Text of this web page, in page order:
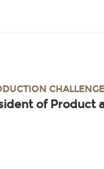
of Product